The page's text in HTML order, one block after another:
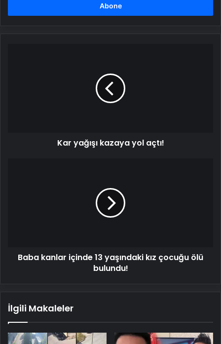
Kar yağışı kazaya yol açtı!
Baba kanlar içinde 13 yaşındaki kız çocuğu ölü
bulundu!
İlgili Makaleler